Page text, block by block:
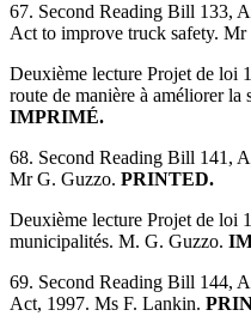
67. Second Reading Bill 133,
Act to improve truck safety.
Deuxième lecture Projet de loi
route de manière à améliorer
IMPRIMÉ.
68. Second Reading Bill 141,
Mr G. Guzzo. PRINTED.
Deuxième lecture Projet de loi
municipalités. M. G. Guzzo.
69. Second Reading Bill 144,
Act, 1997. Ms F. Lankin.